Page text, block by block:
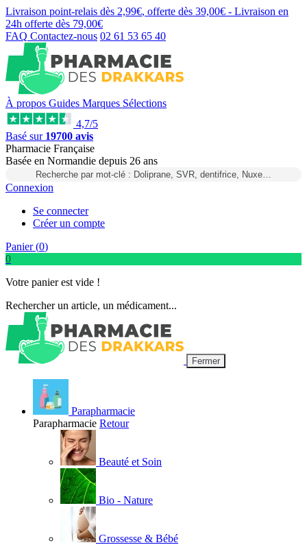
Livraison point-relais dès 2,99€, offerte dès 39,00€ - Livraison en
24h offerte dès 79,00€
FAQ Contactez-nous 02 61 53 65 40
À propos Guides Marques Sélections
4,7/5
Basé sur 19700 avis
Pharmacie Française
Basée en Normandie depuis 26 ans
Recherche par mot-clé : Doliprane, SVR, dentifrice, Nuxe…
Connexion
Se connecter
Créer un compte
Panier (0)
0
Votre panier est vide !
Rechercher un article, un médicament...
Fermer
Parapharmacie
Parapharmacie Retour
Beauté et Soin
Bio - Nature
Grossesse & Bébé